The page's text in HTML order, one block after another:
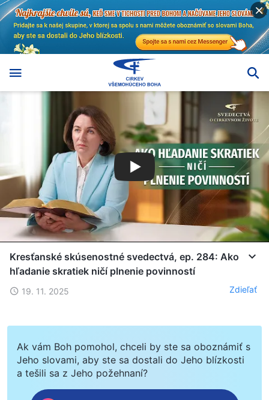
Kresťanské skúsenostné svedectvá, ep. 284: Ako
hľadanie skratiek ničí plnenie povinností
19. 11. 2025 Zdieľať
Ak vám Boh pomohol, chceli by ste sa oboznámiť s
Jeho slovami, aby ste sa dostali do Jeho blízkosti
a tešili sa z Jeho požehnaní?